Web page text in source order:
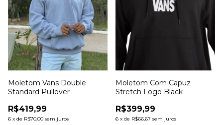
Moletom Vans Double
Standard Pullover
R$419,99
6 x de R$70,00 sem juros
Moletom Com Capuz
Stretch Logo Black
R$399,99
6 x de R$66,67 sem juros